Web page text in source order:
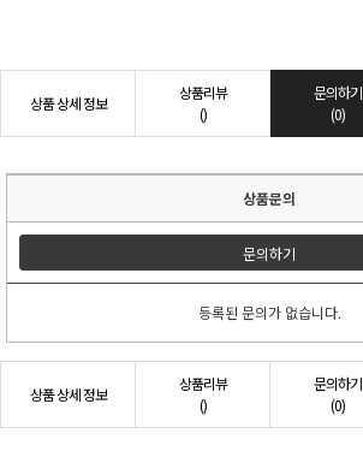
상품 상세 정보
상품리뷰
()
문의하기
(0)
상품문의
문의하기
등록된 문의가 없습니다.
상품 상세 정보
상품리뷰
()
문의하기
(0)